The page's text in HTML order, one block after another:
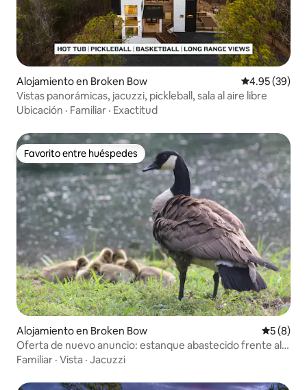
Alojamiento en Broken Bow Calificación
4.95 (39)
Vistas panorámicas, jacuzzi, pickleball, sala al aire libre
Ubicación · Familiar · Exactitud
Favorito entre huéspedes
Favorito entre huéspedes
Alojamiento en Broken Bow
5 (8)
Oferta de nuevo anuncio: estanque abastecido frente al
agua, kayak
Familiar · Vista · Jacuzzi